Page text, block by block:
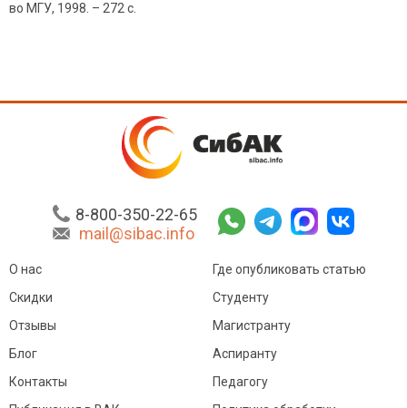
во МГУ, 1998. – 272 с.
8-800-350-22-65
mail@sibac.info
О нас
Скидки
Отзывы
Блог
Контакты
Где опубликовать статью
Студенту
Магистранту
Аспиранту
Педагогу